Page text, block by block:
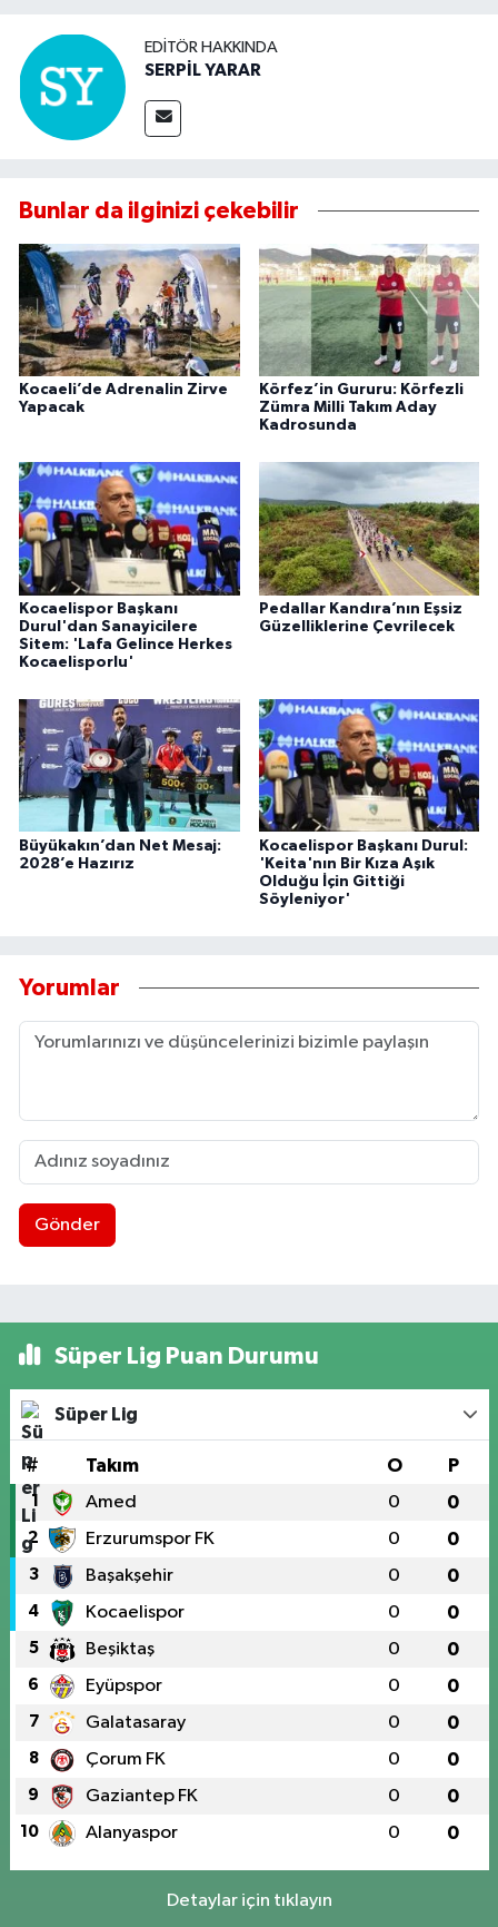
EDITÖR HAKKINDA
SERPİL YARAR
Bunlar da ilginizi çekebilir
Kocaeli’de Adrenalin Zirve
Yapacak
Körfez’in Gururu: Körfezli
Zümra Milli Takım Aday
Kadrosunda
Kocaelispor Başkanı
Durul'dan Sanayicilere
Sitem: 'Lafa Gelince Herkes
Kocaelisporlu'
Pedallar Kandıra’nın Eşsiz
Güzelliklerine Çevrilecek
Büyükakın’dan Net Mesaj:
2028’e Hazırız
Kocaelispor Başkanı Durul:
'Keita'nın Bir Kıza Aşık
Olduğu İçin Gittiği
Söyleniyor'
Yorumlar
Gönder
Süper Lig Puan Durumu
Süper Lig
# Takım O P
1 Amed 0 0
2 Erzurumspor FK 0 0
3 Başakşehir 0 0
4 Kocaelispor 0 0
5 Beşiktaş 0 0
6 Eyüpspor 0 0
7 Galatasaray 0 0
8 Çorum FK 0 0
9 Gaziantep FK 0 0
10 Alanyaspor 0 0
Detaylar için tıklayın